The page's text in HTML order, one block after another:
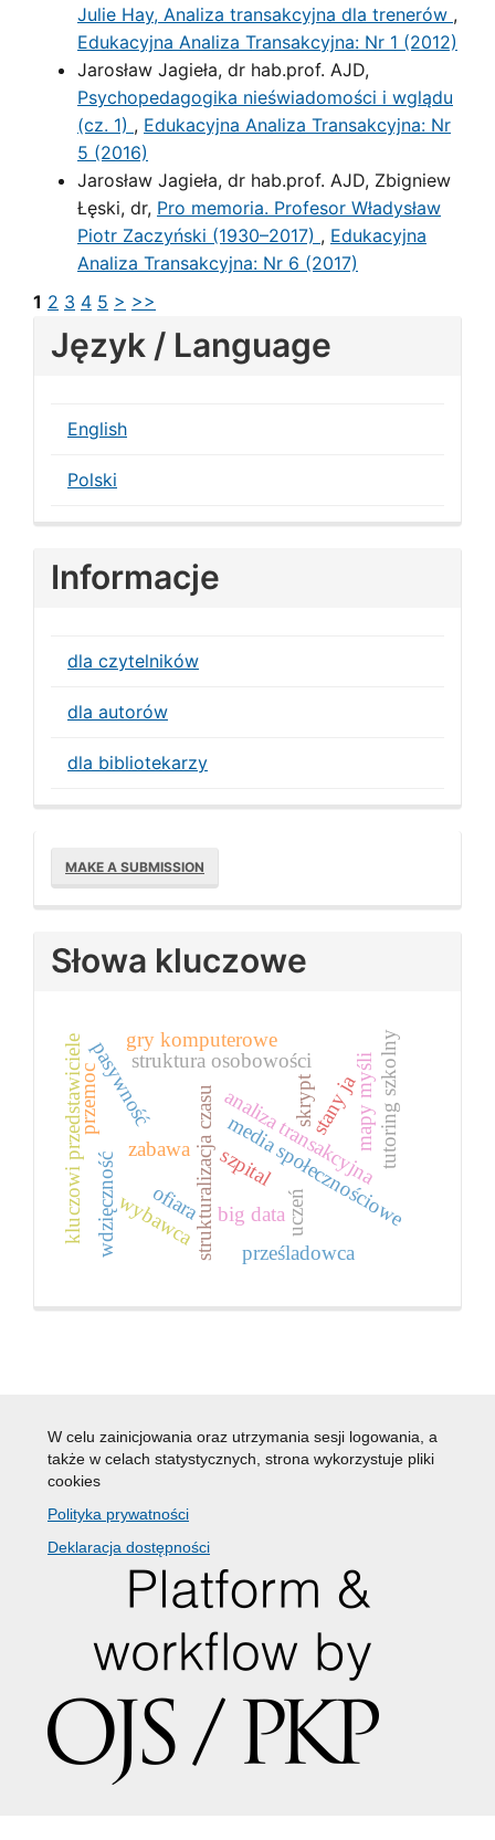
Julie Hay, Analiza transakcyjna dla trenerów ,
Edukacyjna Analiza Transakcyjna: Nr 1 (2012)
Jarosław Jagieła, dr hab.prof. AJD,
Psychopedagogika nieświadomości i wglądu
(cz. 1) , Edukacyjna Analiza Transakcyjna: Nr
5 (2016)
Jarosław Jagieła, dr hab.prof. AJD, Zbigniew
Łęski, dr, Pro memoria. Profesor Władysław
Piotr Zaczyński (1930–2017) , Edukacyjna
Analiza Transakcyjna: Nr 6 (2017)
1 2 3 4 5 > >>
Język / Language
English
Polski
Informacje
dla czytelników
dla autorów
dla bibliotekarzy
Make
a
Submission
MAKE A SUBMISSION
Słowa kluczowe
zabawastrukturalizacja czasuanaliza transakcyjna
big data
struktura osobowości
media społecznościowe
pasywność
uczeń
ofiara
prześladowca
wybawca
przemoc stany ja tutoring szkolny
skrypt
gry komputerowe
mapy myśli
kluczowi przedstawiciele szpital
wdzięczność
W celu zainicjowania oraz utrzymania sesji logowania, a
także w celach statystycznych, strona wykorzystuje pliki
cookies
Polityka prywatności
Deklaracja dostępności